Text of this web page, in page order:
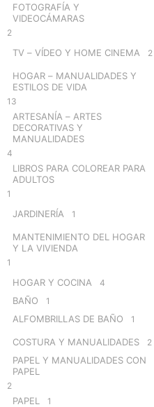
FOTOGRAFÍA Y
VIDEOCÁMARAS
2
TV – VÍDEO Y HOME CINEMA 2
HOGAR – MANUALIDADES Y
ESTILOS DE VIDA
13
ARTESANÍA – ARTES
DECORATIVAS Y
MANUALIDADES
4
LIBROS PARA COLOREAR PARA
ADULTOS
1
JARDINERÍA 1
MANTENIMIENTO DEL HOGAR
Y LA VIVIENDA
1
HOGAR Y COCINA 4
BAÑO 1
ALFOMBRILLAS DE BAÑO 1
COSTURA Y MANUALIDADES 2
PAPEL Y MANUALIDADES CON
PAPEL
2
PAPEL 1